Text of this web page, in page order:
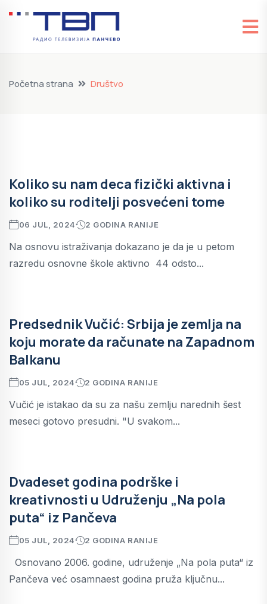
Početna strana Društvo
Koliko su nam deca fizički aktivna i
koliko su roditelji posvećeni tome
06 JUL, 2024 2 GODINA RANIJE
Na osnovu istraživanja dokazano je da je u petom
razredu osnovne škole aktivno 44 odsto...
Predsednik Vučić: Srbija je zemlja na
koju morate da računate na Zapadnom
Balkanu
05 JUL, 2024 2 GODINA RANIJE
Vučić je istakao da su za našu zemlju narednih šest
meseci gotovo presudni. "U svakom...
Dvadeset godina podrške i
kreativnosti u Udruženju „Na pola
puta“ iz Pančeva
05 JUL, 2024 2 GODINA RANIJE
Osnovano 2006. godine, udruženje „Na pola puta“ iz
Pančeva već osamnaest godina pruža ključnu...